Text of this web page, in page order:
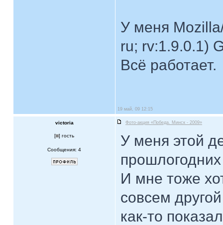
У меня
ru; rv:1.9.0.1)
Всё работает.
19 май, 09 12:15
victoria Фото-акция «Победа. Минск - 2009»
[ ] гость
Сообщения: 4
У меня этой
И мне тоже
совсем
как-то